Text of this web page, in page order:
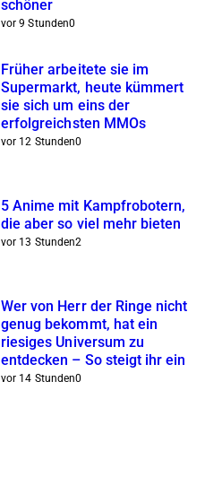
schöner
vor 9 Stunden0
Früher arbeitete sie im
Supermarkt, heute kümmert
sie sich um eins der
erfolgreichsten MMOs
vor 12 Stunden0
5 Anime mit Kampfrobotern,
die aber so viel mehr bieten
vor 13 Stunden2
Wer von Herr der Ringe nicht
genug bekommt, hat ein
riesiges Universum zu
entdecken – So steigt ihr ein
vor 14 Stunden0